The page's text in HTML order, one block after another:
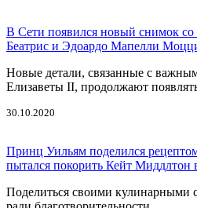
В Сети появился новый снимок
Беатрис и Эдоардо Мапелли
Новые детали, связанные с
Елизаветы II, продолжают
30.10.2020
Принц Уильям поделился
пытался покорить Кейт Миддлтон
Поделиться своими кулинарными